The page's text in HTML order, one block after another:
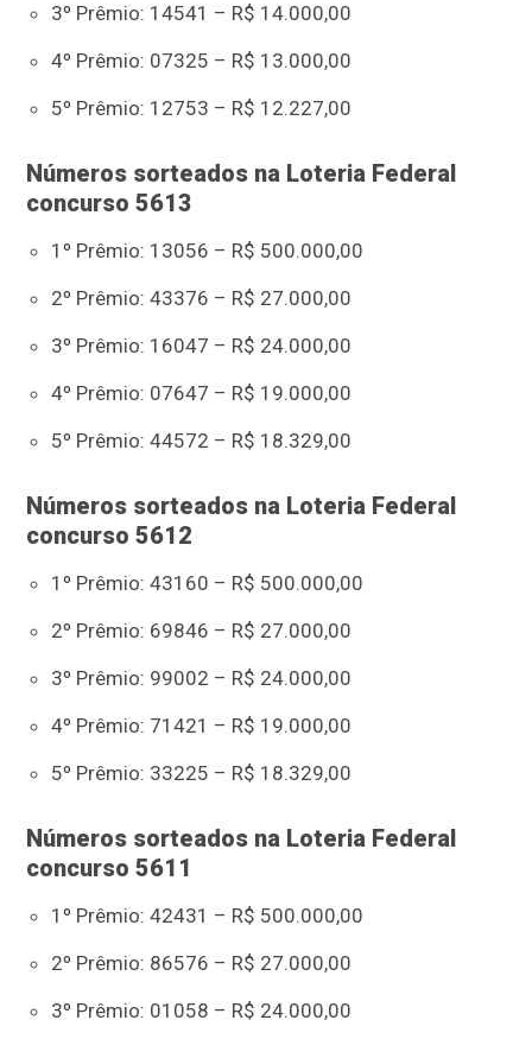
3º Prêmio: 14541 – R$ 14.000,00
4º Prêmio: 07325 – R$ 13.000,00
5º Prêmio: 12753 – R$ 12.227,00
Números sorteados na Loteria Federal
concurso 5613
1º Prêmio: 13056 – R$ 500.000,00
2º Prêmio: 43376 – R$ 27.000,00
3º Prêmio: 16047 – R$ 24.000,00
4º Prêmio: 07647 – R$ 19.000,00
5º Prêmio: 44572 – R$ 18.329,00
Números sorteados na Loteria Federal
concurso 5612
1º Prêmio: 43160 – R$ 500.000,00
2º Prêmio: 69846 – R$ 27.000,00
3º Prêmio: 99002 – R$ 24.000,00
4º Prêmio: 71421 – R$ 19.000,00
5º Prêmio: 33225 – R$ 18.329,00
Números sorteados na Loteria Federal
concurso 5611
1º Prêmio: 42431 – R$ 500.000,00
2º Prêmio: 86576 – R$ 27.000,00
3º Prêmio: 01058 – R$ 24.000,00